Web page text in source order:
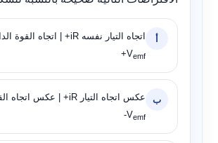
اتجاه التيار نفسه +iR| اتجاه القوة
+Vemf
ب عكس اتجاه التيار +iR| عكس اتجاه
-Vemf